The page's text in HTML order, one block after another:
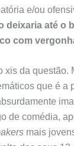
e/ou
deixaria até o
com
xis da questão.
que é a
de comédia,
mais